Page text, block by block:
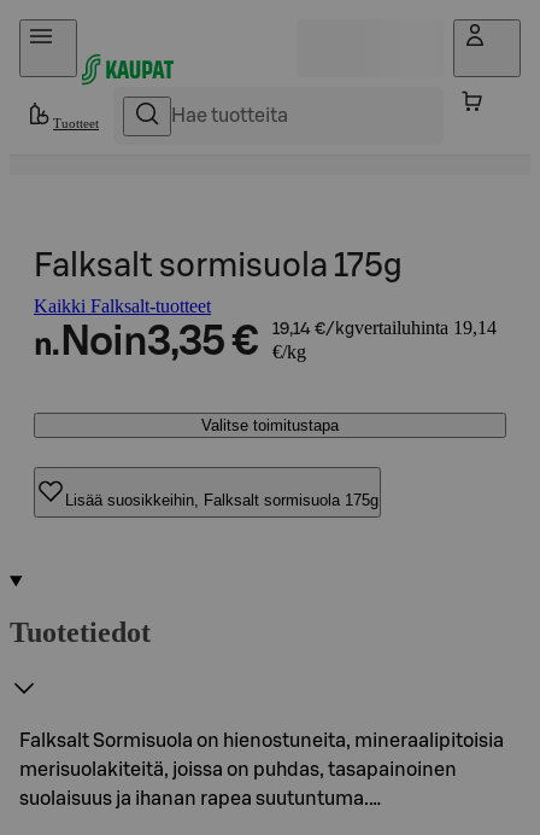
Hyppää sisältöön
Tuotteet
Falksalt sormisuola 175g
Kaikki Falksalt-tuotteet
n. Noin3,35 € 19,14 €/kgvertailuhinta 19,14
€/kg
Valitse toimitustapa
Lisää suosikkeihin, Falksalt sormisuola 175g
Tuotetiedot
Falksalt Sormisuola on hienostuneita, mineraalipitoisia
merisuolakiteitä, joissa on puhdas, tasapainoinen
suolaisuus ja ihanan rapea suutuntuma.…